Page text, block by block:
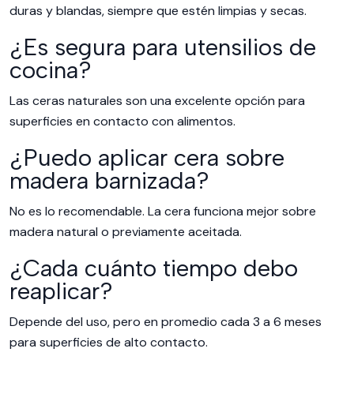
duras y blandas, siempre que estén limpias y secas.
¿Es segura para utensilios de
cocina?
Las ceras naturales son una excelente opción para
superficies en contacto con alimentos.
¿Puedo aplicar cera sobre
madera barnizada?
No es lo recomendable. La cera funciona mejor sobre
madera natural o previamente aceitada.
¿Cada cuánto tiempo debo
reaplicar?
Depende del uso, pero en promedio cada 3 a 6 meses
para superficies de alto contacto.